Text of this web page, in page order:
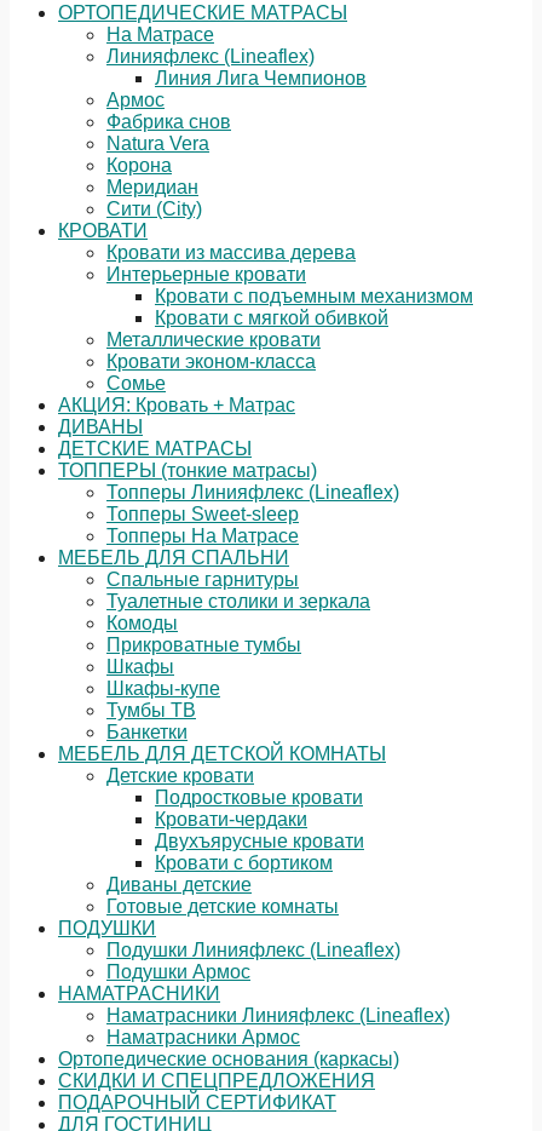
ОРТОПЕДИЧЕСКИЕ МАТРАСЫ
На Матрасе
Линияфлекс (Lineaflex)
Линия Лига Чемпионов
Армос
Фабрика снов
Natura Vera
Корона
Меридиан
Сити (City)
КРОВАТИ
Кровати из массива дерева
Интерьерные кровати
Кровати с подъемным механизмом
Кровати с мягкой обивкой
Металлические кровати
Кровати эконом-класса
Сомье
АКЦИЯ: Кровать + Матрас
ДИВАНЫ
ДЕТСКИЕ МАТРАСЫ
ТОППЕРЫ (тонкие матрасы)
Топперы Линияфлекс (Lineaflex)
Топперы Sweet-sleep
Топперы На Матрасе
МЕБЕЛЬ ДЛЯ СПАЛЬНИ
Спальные гарнитуры
Туалетные столики и зеркала
Комоды
Прикроватные тумбы
Шкафы
Шкафы-купе
Тумбы ТВ
Банкетки
МЕБЕЛЬ ДЛЯ ДЕТСКОЙ КОМНАТЫ
Детские кровати
Подростковые кровати
Кровати-чердаки
Двухъярусные кровати
Кровати с бортиком
Диваны детские
Готовые детские комнаты
ПОДУШКИ
Подушки Линияфлекс (Lineaflex)
Подушки Армос
НАМАТРАСНИКИ
Наматрасники Линияфлекс (Lineaflex)
Наматрасники Армос
Ортопедические основания (каркасы)
СКИДКИ И СПЕЦПРЕДЛОЖЕНИЯ
ПОДАРОЧНЫЙ СЕРТИФИКАТ
ДЛЯ ГОСТИНИЦ